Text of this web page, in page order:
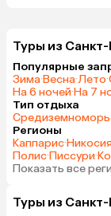
Туры из
Популярные
Зима·Весна·Лето·
На 6 ночей·На 7
Тип отдыха
Регионы
Каппарис·
Полис·Писсури·
Показать все
Туры из